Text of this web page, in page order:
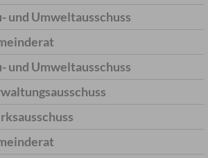
und Umweltausschuss
und Umweltausschuss